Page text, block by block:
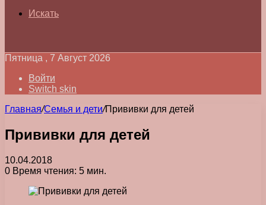
Искать
Пятница , 7 Август 2026
Войти
Switch skin
Главная/Семья и дети/Прививки для детей
Прививки для детей
10.04.2018
0 Время чтения: 5 мин.